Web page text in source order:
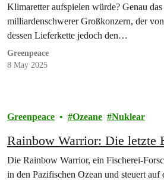
Klimaretter aufspielen würde? Genau
milliardenschwerer Großkonzern, der
dessen Lieferkette jedoch den…
Greenpeace
8 May 2025
Greenpeace Ozeane Nuklear
Rainbow Warrior: Die letzte
Die Rainbow Warrior, ein Fischerei-
in den Pazifischen Ozean und steuert